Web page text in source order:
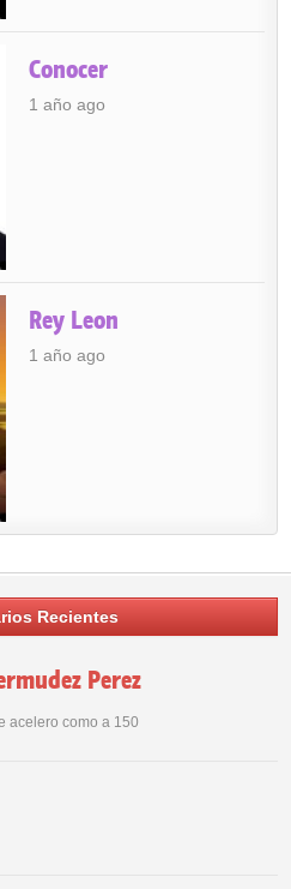
Conocer
1 año ago
Rey Leon
1 año ago
Recientes
Perez
acelero como a 150